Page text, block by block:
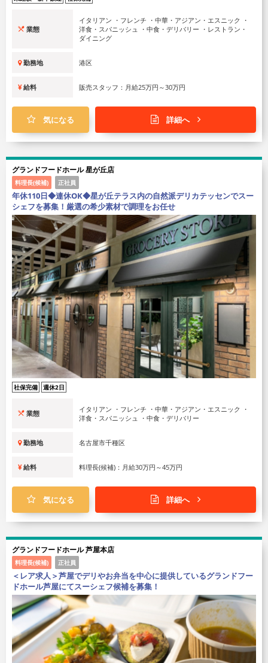
業態
イタリアン ・フレンチ ・中華・アジアン・エスニック ・
洋食・スパニッシュ ・中食・デリバリー ・レストラン・
ダイニング
勤務地 港区
給料 販売スタッフ：月給25万円～30万円
気になる 詳細へ
グランドフードホール 星が丘店
料理長(候補) 正社員
年休110日◆連休OK◆星が丘テラス内の自然派デリカテッセンでスー
シェフを募集！厳選の希少素材で調理をお任せ
社保完備 週休2日
業態
イタリアン ・フレンチ ・中華・アジアン・エスニック ・
洋食・スパニッシュ ・中食・デリバリー
勤務地 名古屋市千種区
給料 料理長(候補)：月給30万円～45万円
気になる 詳細へ
グランドフードホール 芦屋本店
料理長(候補) 正社員
＜レア求人＞芦屋でデリやお弁当を中心に提供しているグランドフー
ドホール芦屋にてスーシェフ候補を募集！